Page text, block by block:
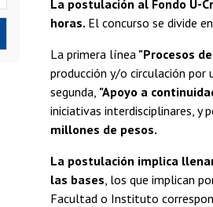
La postulación al Fondo U-
horas. El concurso se divide en
La primera línea "Procesos
producción y/o circulación por
segunda, "Apoyo a
iniciativas interdisciplinares, y
millones de pesos.
La postulación implica
las bases , los que implican
Facultad o Instituto